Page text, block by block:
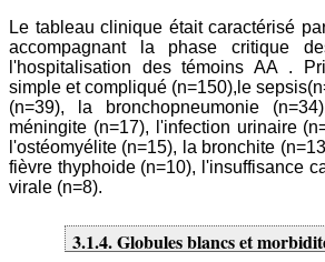
Le tableau clinique était caractérisé
accompagnant la phase critique
l'hospitalisation des témoins AA .
simple et compliqué (n=150),le
(n=39), la bronchopneumonie
méningite (n=17), l'infection urinaire
l'ostéomyélite (n=15), la bronchite
fièvre thyphoide (n=10), l'insuffisance
virale (n=8).
3.1.4. Globules blancs et